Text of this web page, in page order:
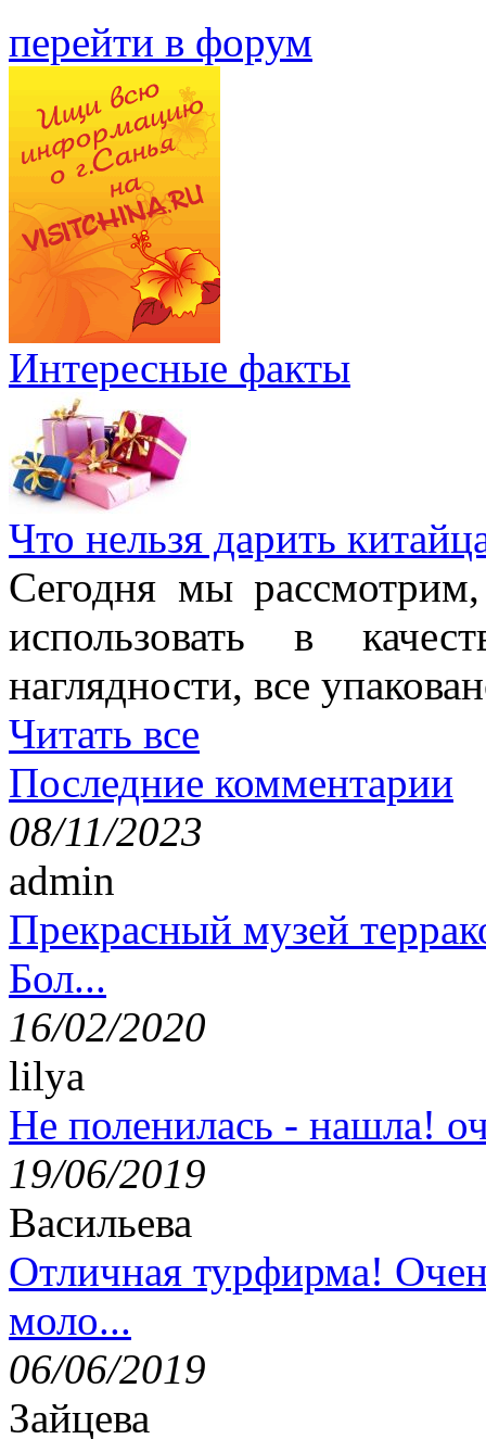
перейти в форум
Интересные факты
Что нельзя дарить
Сегодня мы
использовать в
наглядности, все
Читать все
Последние комментарии
08/11/2023
admin
Прекрасный музей
Бол...
16/02/2020
lilya
Не поленилась - нашла!
19/06/2019
Васильева
Отличная турфирма!
моло...
06/06/2019
Зайцева